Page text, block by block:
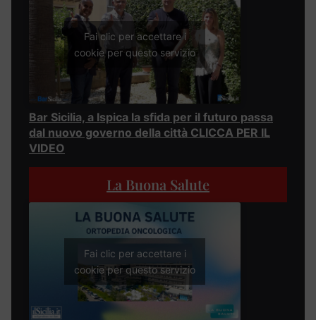
Fai clic per accettare i
cookie per questo servizio
Bar Sicilia, a Ispica la sfida per il futuro passa
dal nuovo governo della città CLICCA PER IL
VIDEO
La Buona Salute
Fai clic per accettare i
cookie per questo servizio